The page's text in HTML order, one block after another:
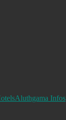
Aluthgama Infos